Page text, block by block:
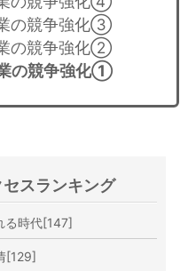
の競争強化③
の競争強化②
の競争強化①
スランキング
時代[147]
[129]